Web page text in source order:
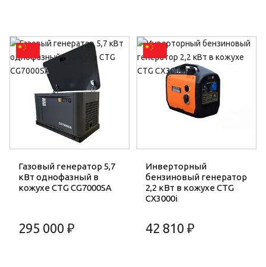
Газовый генератор 5,7
кВт однофазный в
кожухе CTG CG7000SA
295 000 ₽
Инверторный
бензиновый генератор
2,2 кВт в кожухе CTG
CX3000i
42 810 ₽